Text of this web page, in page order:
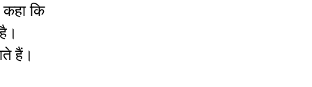
कि
हैं।